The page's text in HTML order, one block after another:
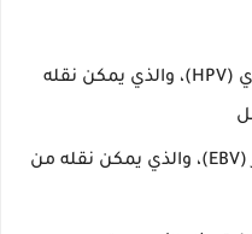
الإصابة بفيروس الورم البشري (HPV)، والذي يمكن نقله
الإصابة بفيروس إبشتاين-بار (EBV)، والذي يمكن نقله من